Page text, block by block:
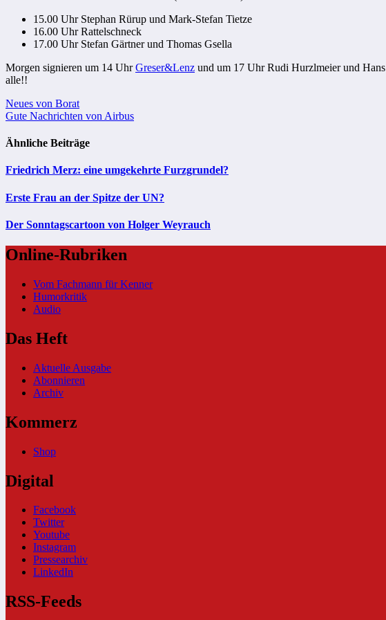
15.00 Uhr Stephan Rürup und Mark-Stefan Tietze
16.00 Uhr Rattelschneck
17.00 Uhr Stefan Gärtner und Thomas Gsella
Morgen signieren um 14 UhrGreser&Lenz und um 17 Uhr Rudi Hurzlmeier und Hans
alle!!
Beitragsnavigation
Neues von Borat
Gute Nachrichten von Airbus
Ähnliche Beiträge
Friedrich Merz: eine umgekehrte Furzgrundel?
Erste Frau an der Spitze der UN?
Der Sonntagscartoon von Holger Weyrauch
Online-Rubriken
Vom Fachmann für Kenner
Humorkritik
Audio
Das Heft
Aktuelle Ausgabe
Abonnieren
Archiv
Kommerz
Shop
Digital
Facebook
Twitter
Youtube
Instagram
Pressearchiv
LinkedIn
RSS-Feeds